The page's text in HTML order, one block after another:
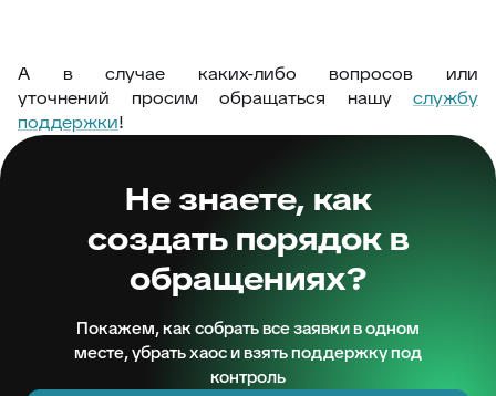
А в случае каких-либо вопросов или
уточнений просим обращаться нашу службу
поддержки!
Не знаете, как
создать порядок в
обращениях?
Покажем, как собрать все заявки в одном
месте, убрать хаос и взять поддержку под
контроль